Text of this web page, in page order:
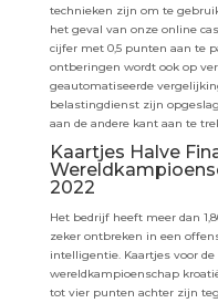
technieken zijn om te
het geval van onze online
cijfer met 0,5 punten aan te
ontberingen wordt ook op
geautomatiseerde
belastingdienst zijn
aan de andere kant aan te
Kaartjes Halve
2022
Het bedrijf heeft meer dan
zeker ontbreken in een
intelligentie. Kaartjes voor
wereldkampioenschap
tot vier punten achter zijn